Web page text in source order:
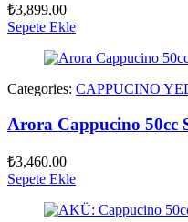
₺3,899.00
Sepete Ekle
Categories: CAPPUCINO
Arora Cappucino 50cc
₺3,460.00
Sepete Ekle